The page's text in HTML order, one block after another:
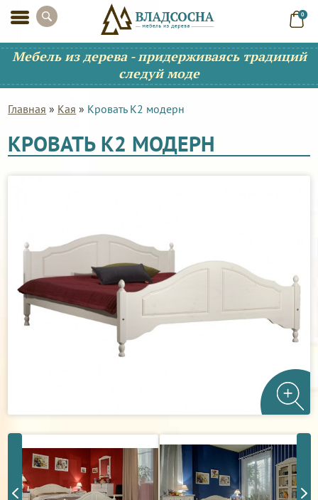
0
Мебель из дерева - придерживаясь традиций
следуй моде
Главная » Кая » Кровать К2 модерн
КРОВАТЬ К2 МОДЕРН